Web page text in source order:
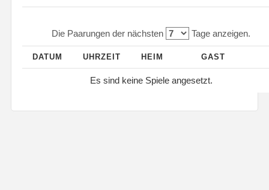
Die Paarungen der nächsten Tage anzeigen.
DATUM UHRZEIT HEIM GAST
Es sind keine Spiele angesetzt.